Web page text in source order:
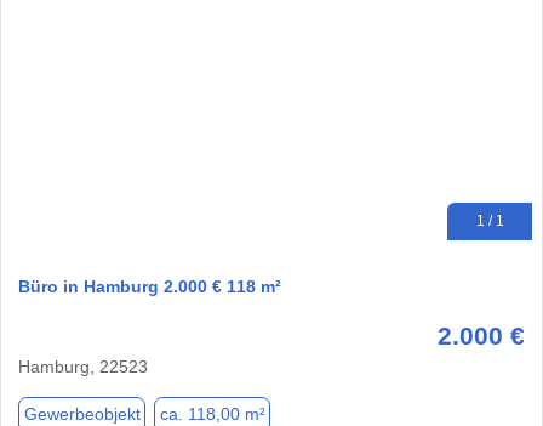
1 / 1
Büro in Hamburg 2.000 € 118 m²
2.000 €
Hamburg, 22523
Gewerbeobjekt ca. 118,00 m²